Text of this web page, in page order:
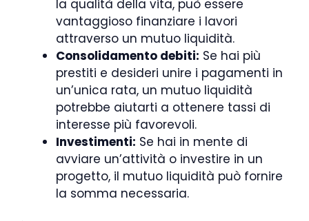
la qualità della vita, può essere
vantaggioso finanziare i lavori
attraverso un mutuo liquidità.
Consolidamento debiti: Se hai più
prestiti e desideri unire i pagamenti in
un’unica rata, un mutuo liquidità
potrebbe aiutarti a ottenere tassi di
interesse più favorevoli.
Investimenti: Se hai in mente di
avviare un’attività o investire in un
progetto, il mutuo liquidità può fornire
la somma necessaria.